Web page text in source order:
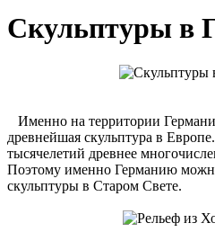
Скульптуры в
Именно на территории
древнейшая скульптура в
тысячелетий древнее
Поэтому именно Германию
скульптуры в Старом Свете.